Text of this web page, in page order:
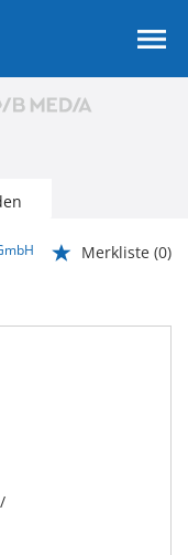
Merkliste (0)